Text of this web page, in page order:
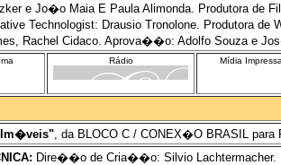
e Jo�o Maia E Paula Alimonda. Produtora de
Technologist: Drausio Tronolone. Produtora
Rachel Cidaco. Aprova��o: Adolfo Souza e
Rádio Mídia
Im�veis", da BLOCO C / CONEX�O BRASIL
Dire��o de Cria��o: Silvio Lachtermacher.